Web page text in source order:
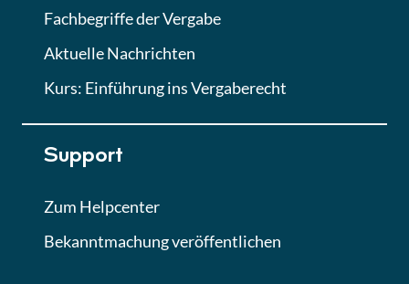
Fachbegriffe der Vergabe
Aktuelle Nachrichten
Kurs: Einführung ins Vergaberecht
Support
Zum Helpcenter
Bekanntmachung veröffentlichen